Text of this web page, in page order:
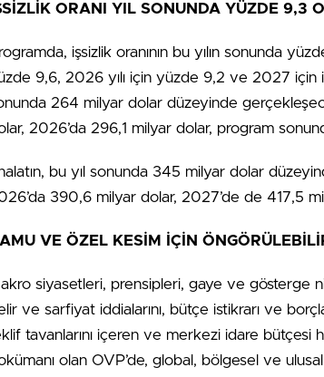
ORANI YIL SONUNDA YÜZDE 9,3
işsizlik oranının bu yılın sonunda
9,6, 2026 yılı için yüzde 9,2 ve 2027
264 milyar dolar düzeyinde
2026’da 296,1 milyar dolar, program
bu yıl sonunda 345 milyar dolar
390,6 milyar dolar, 2027’de de 417,5
VE ÖZEL KESİM İÇİN
siyasetleri, prensipleri, gaye ve gösterge
ve sarfiyat iddialarını, bütçe istikrarı ve
tavanlarını içeren ve merkezi idare bütçesi
olan OVP’de, global, bölgesel ve